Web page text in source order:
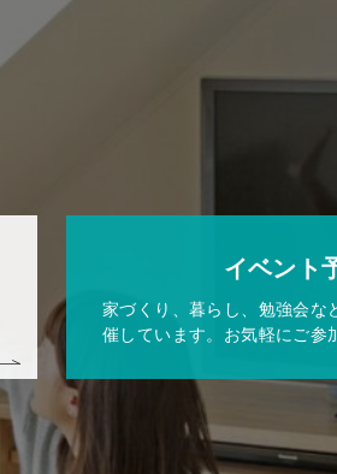
イベント
家づくり、暮らし、勉強会な
催しています。お気軽にご参